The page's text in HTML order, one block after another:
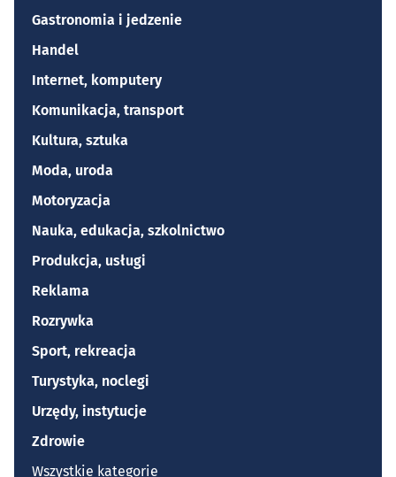
Gastronomia i jedzenie
Handel
Internet, komputery
Komunikacja, transport
Kultura, sztuka
Moda, uroda
Motoryzacja
Nauka, edukacja, szkolnictwo
Produkcja, usługi
Reklama
Rozrywka
Sport, rekreacja
Turystyka, noclegi
Urzędy, instytucje
Zdrowie
Wszystkie kategorie